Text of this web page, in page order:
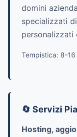
domini
specializzati
personalizzati
Tempistica: 8-
🔄 Servizi
Hosting,